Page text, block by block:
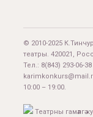
© 2010-2025
театры. 420021,
Тел.: 8(843) 293-06-38
10:00 – 19:00.
Театрны гамәлгә